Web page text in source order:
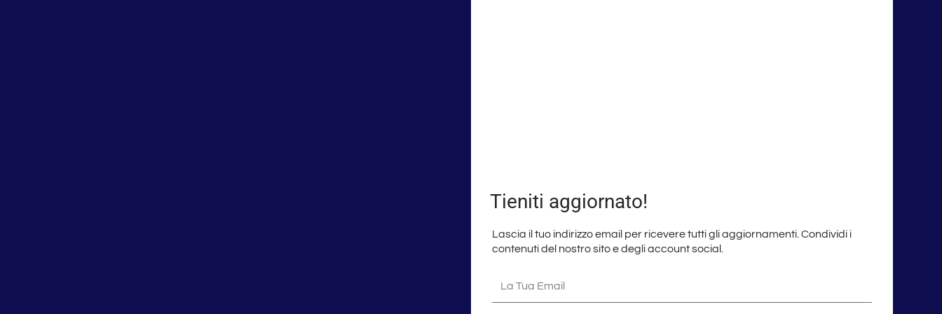
Tieniti aggiornato!
Lascia il tuo indirizzo email per ricevere tutti gli aggiornamenti. Condividi i
contenuti del nostro sito e degli account social.
tua
email